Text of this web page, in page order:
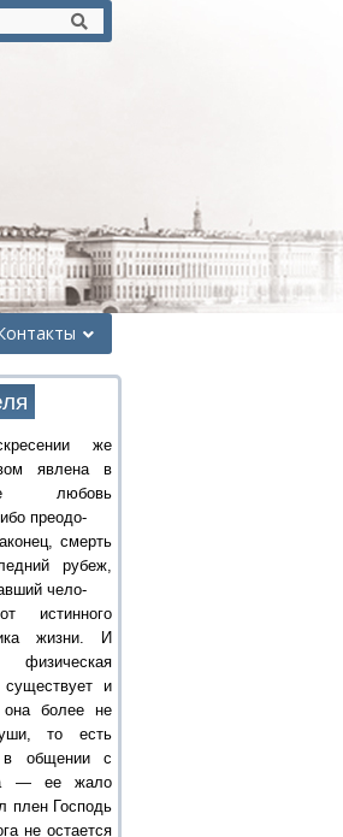
же
явлена в
любовь
преодо-
смерть
рубеж,
чело-
истинного
жизни. И
существует и
она более не
то есть
в общении с
— ее жало
плен Господь
не остается